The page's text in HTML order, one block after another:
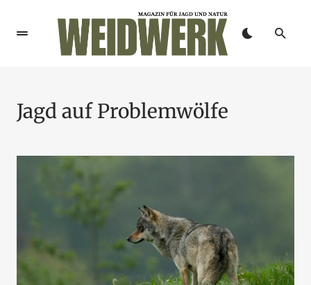
Jagd auf Problemwölfe